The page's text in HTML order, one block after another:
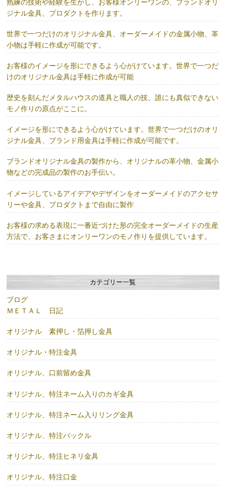
熟練の技術や経験を生かし、お客様オンリーワンの、ブランドオリ
ジナル金具、プロダクトを作ります。
世界で一つだけのオリジナル金具、オーダーメイドの金属小物、革
小物は手軽に作成が可能です。
お客様のイメージを形にできるよう心がけています。世界で一つだ
けのオリジナル金具は手軽に作成が可能
歴史を刻んだメタルハウスの道具と職人の技。誰にも真似できない
モノ作りの原点がここに。
イメージを形にできるよう心がけています。世界で一つだけのオリ
ジナル金具、ブランド用金具は手軽に作成が可能です。
ブランドオリジナル金具の製作から、オリジナルの革小物、金属小
物などの完成品の製作のお手伝い。
イメージしているアイデアやデザインをオーダーメイドのアクセサ
リーや金具、プロダクトまで自由に製作
お客様の求める表現に一番近づけた形の完全オーダーメイドの生産
方法で、お客さまにオンリーワンのモノ作りを提供しています。
カテゴリー一覧
ブログ
ＭＥＴＡＬ 日記
オリジナル 素押し・箔押し金具
オリジナル・特注金具
オリジナル、口前留め金具
オリジナル、特注ネーム入りのカギ金具
オリジナル、特注ネーム入りリング金具
オリジナル、特注バックル
オリジナル、特注ヒネリ金具
オリジナル、特注口金